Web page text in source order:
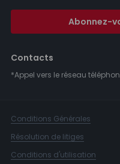
Abonnez-
Contacts
*Appel vers le réseau
Conditions Générales
Résolution de litiges
Conditions d'utilisation